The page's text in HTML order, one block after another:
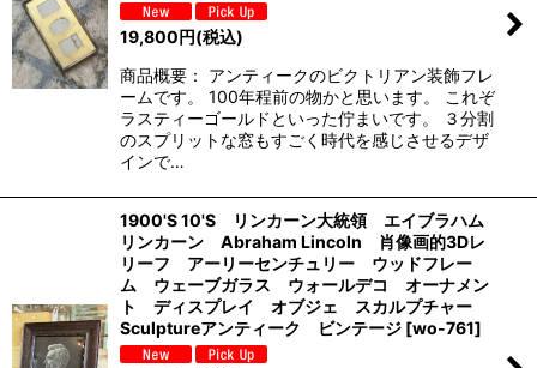
19,800円(税込)
商品概要： アンティークのビクトリアン装飾フレ
ームです。 100年程前の物かと思います。 これぞ
ラスティーゴールドといった佇まいです。 ３分割
のスプリットな窓もすごく時代を感じさせるデザ
インで…
1900'S 10'S リンカーン大統領 エイブラハム
リンカーン Abraham Lincoln 肖像画的3Dレ
リーフ アーリーセンチュリー ウッドフレー
ム ウェーブガラス ウォールデコ オーナメン
ト ディスプレイ オブジェ スカルプチャー
Sculptureアンティーク ビンテージ [wo-761]